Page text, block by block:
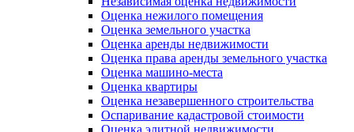
Оценка нежилого помещения
Оценка земельного участка
Оценка аренды недвижимости
Оценка права аренды земельного участка
Оценка машино-места
Оценка квартиры
Оценка незавершенного строительства
Оспаривание кадастровой стоимости
Оценка элитной недвижимости